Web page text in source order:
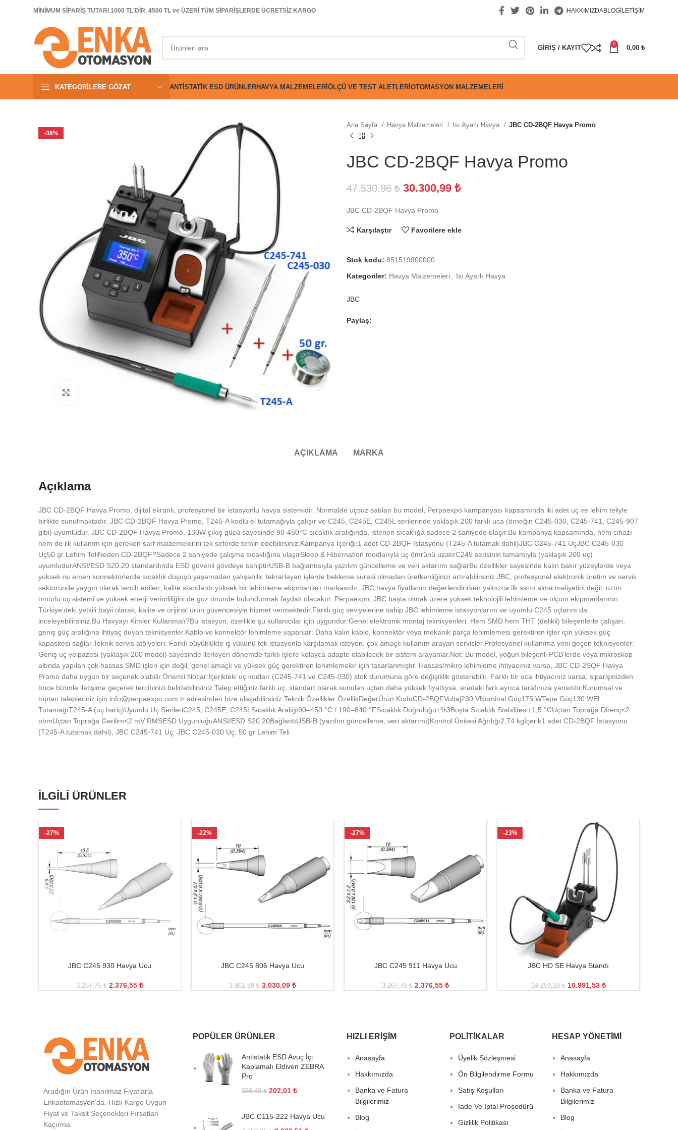
MİNİMUM SİPARİŞ TUTARI 1000 TL'DİR. 4500 TL ve ÜZERİ TÜM SİPARİŞLERDE ÜCRETSİZ KARGO HAKKIMIZDABLOGİLETIŞIM
GIRIŞ / KAYIT
0
0,00 ₺
KATEGORILERE GÖZAT ANTISTATIK ESD ÜRÜNLERHAVYA MALZEMELERIÖLÇÜ VE TEST ALETLERIOTOMASYON MALZEMELERI
-36%
Ana Sayfa Havya Malzemeleri Isı Ayarlı Havya JBC CD-2BQF Havya Promo
JBC CD-2BQF Havya Promo
47.530,96₺ 30.300,99 ₺
JBC CD-2BQF Havya Promo
Karşılaştır Favorilere ekle
Stok kodu: 851519900000
Kategoriler: Havya Malzemeleri Isı Ayarlı Havya
JBC
Paylaş:
AÇIKLAMA MARKA
Açıklama
JBC CD-2BQF Havya Promo, dijital ekranlı, profesyonel bir istasyonlu havya sistemidir. Normalde uçsuz satılan bu model, Perpaexpo kampanyası kapsamında iki adet uç ve lehim teliyle
birlikte sunulmaktadır. JBC CD-2BQF Havya Promo, T245-A kodlu el tutamağıyla çalışır ve C245, C245E, C245L serilerinde yaklaşık 200 farklı uca (örneğin C245-030, C245-741, C245-907
gibi) uyumludur. JBC CD-2BQF Havya Promo, 130W çıkış gücü sayesinde 90-450°C sıcaklık aralığında, istenen sıcaklığa sadece 2 saniyede ulaşır.Bu kampanya kapsamında, hem cihazı
hem de ilk kullanım için gereken sarf malzemelerini tek seferde temin edebilirsiniz:Kampanya İçeriği:1 adet CD-2BQF İstasyonu (T245-A tutamak dahil)JBC C245-741 UçJBC C245-030
Uç50 gr Lehim TeliNeden CD-2BQF?Sadece 2 saniyede çalışma sıcaklığına ulaşırSleep & Hibernation modlarıyla uç ömrünü uzatırC245 serisinin tamamıyla (yaklaşık 200 uç)
uyumludurANSI/ESD S20.20 standardında ESD güvenli gövdeye sahiptirUSB-B bağlantısıyla yazılım güncelleme ve veri aktarımı sağlarBu özellikler sayesinde kalın bakır yüzeylerde veya
yüksek ısı emen konnektörlerde sıcaklık düşüşü yaşamadan çalışabilir, tekrarlayan işlerde bekleme süresi olmadan üretkenliğinizi artırabilirsiniz.JBC, profesyonel elektronik üretim ve servis
sektöründe yaygın olarak tercih edilen, kalite standardı yüksek bir lehimleme ekipmanları markasıdır. JBC havya fiyatlarını değerlendirirken yalnızca ilk satın alma maliyetini değil, uzun
ömürlü uç sistemi ve yüksek enerji verimliliğini de göz önünde bulundurmak faydalı olacaktır. Perpaexpo, JBC başta olmak üzere yüksek teknolojili lehimleme ve ölçüm ekipmanlarının
Türkiye’deki yetkili bayii olarak, kalite ve orijinal ürün güvencesiyle hizmet vermektedir.Farklı güç seviyelerine sahip JBC lehimleme istasyonlarını ve uyumlu C245 uçlarını da
inceleyebilirsiniz.Bu Havyayı Kimler Kullanmalı?Bu istasyon, özellikle şu kullanıcılar için uygundur:Genel elektronik montaj teknisyenleri: Hem SMD hem THT (delikli) bileşenlerle çalışan,
geniş güç aralığına ihtiyaç duyan teknisyenler.Kablo ve konnektör lehimleme yapanlar: Daha kalın kablo, konnektör veya mekanik parça lehimlemesi gerektiren işler için yüksek güç
kapasitesi sağlar.Teknik servis atölyeleri: Farklı büyüklükte iş yükünü tek istasyonla karşılamak isteyen, çok amaçlı kullanım arayan servisler.Profesyonel kullanıma yeni geçen teknisyenler:
Geniş uç yelpazesi (yaklaşık 200 model) sayesinde ilerleyen dönemde farklı işlere kolayca adapte olabilecek bir sistem arayanlar.Not: Bu model, yoğun bileşenli PCB’lerde veya mikroskop
altında yapılan çok hassas SMD işleri için değil, genel amaçlı ve yüksek güç gerektiren lehimlemeler için tasarlanmıştır. Hassas/mikro lehimleme ihtiyacınız varsa, JBC CD-2SQF Havya
Promo daha uygun bir seçenek olabilir.Önemli Notlar:İçerikteki uç kodları (C245-741 ve C245-030) stok durumuna göre değişiklik gösterebilir. Farklı bir uca ihtiyacınız varsa, siparişinizden
önce bizimle iletişime geçerek tercihinizi belirtebilirsiniz.Talep ettiğiniz farklı uç, standart olarak sunulan uçtan daha yüksek fiyatlıysa, aradaki fark ayrıca tarafınıza yansıtılır.Kurumsal ve
toptan talepleriniz için info@perpaexpo.com.tr adresinden bize ulaşabilirsiniz.Teknik Özellikler:ÖzellikDeğerÜrün KoduCD-2BQFVoltaj230 VNominal Güç175 WTepe Güç130 WEl
TutamağıT245-A (uç hariç)Uyumlu Uç SerileriC245, C245E, C245LSıcaklık Aralığı90–450 °C / 190–840 °FSıcaklık Doğruluğu±%3Boşta Sıcaklık Stabilitesi±1,5 °CUçtan Toprağa Direnç<2
ohmUçtan Toprağa Gerilim<2 mV RMSESD UygunluğuANSI/ESD S20.20BağlantıUSB-B (yazılım güncelleme, veri aktarımı)Kontrol Ünitesi Ağırlığı2,74 kgİçerik1 adet CD-2BQF İstasyonu
(T245-A tutamak dahil), JBC C245-741 Uç, JBC C245-030 Uç, 50 gr Lehim Teli
İLGILI ÜRÜNLER
-27%
JBC C245 930 Havya Ucu
3.267,75₺ 2.376,55 ₺
-22%
JBC C245 806 Havya Ucu
3.861,89₺ 3.030,09 ₺
-27%
JBC C245 911 Havya Ucu
3.267,75₺ 2.376,55 ₺
-23%
JBC HD SE Havya Standı
14.259,28₺ 10.991,53 ₺
Aradığın Ürün İnanılmaz Fiyatlarla
Enkaotomasyon'da. Hızlı Kargo Uygun
Fiyat ve Taksit Seçenekleri Fırsatları
Kaçırma.
POPÜLER ÜRÜNLER
Antistatik ESD Avuç İçi
Kaplamalı Eldiven ZEBRA
Pro
356,48₺ 202,01 ₺
JBC C115-222 Havya Ucu
HIZLI ERIŞIM
Anasayfa
Hakkımızda
Banka ve Fatura
Bilgilerimiz
Blog
POLITIKALAR
Üyelik Sözleşmesi
Ön Bilgilendirme Formu
Satış Koşulları
İade Ve İptal Prosedürü
Gizlilik Politikası
HESAP YÖNETIMI
Anasayfa
Hakkımızda
Banka ve Fatura
Bilgilerimiz
Blog